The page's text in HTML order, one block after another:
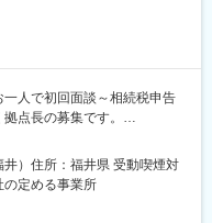
人で初回面談～相続税申告
点長の募集です。
ック～顧客への説明～税務
れを行っていただきます。
）住所：福井県 受動喫煙対
の定める事業所